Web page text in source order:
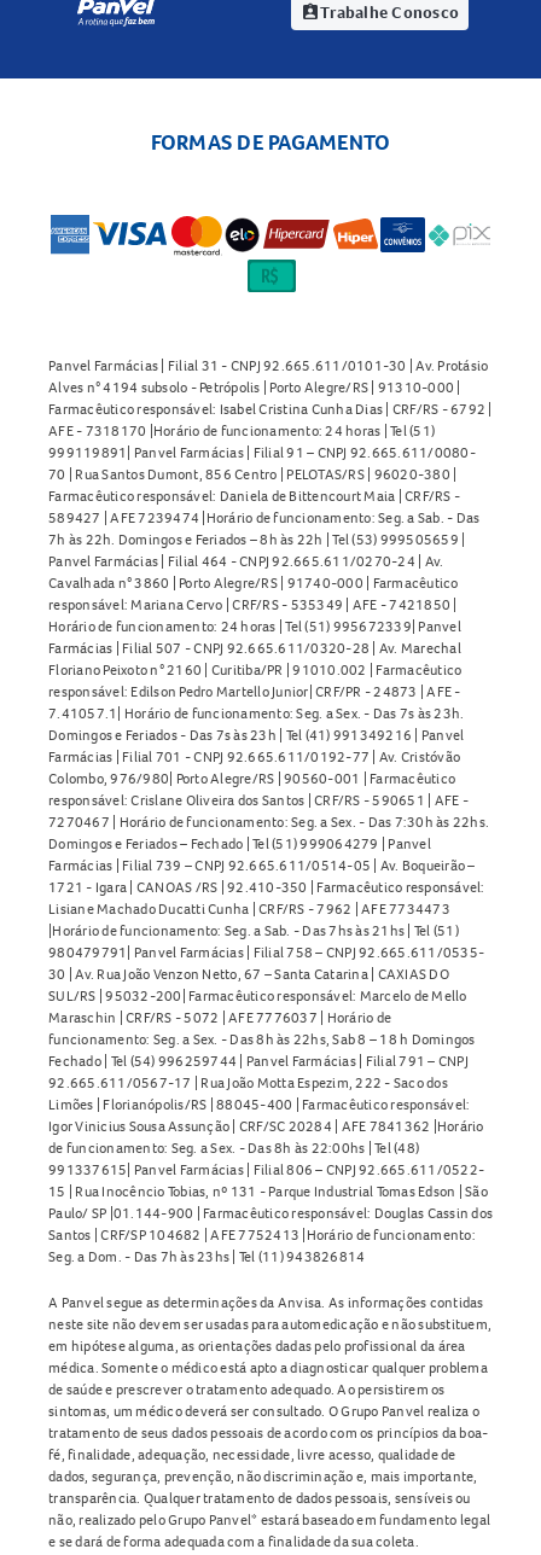
assignment_indTrabalhe Conosco
FORMAS DE PAGAMENTO
Panvel Farmácias | Filial 31 - CNPJ 92.665.611/0101-30 | Av. Protásio
Alves n° 4194 subsolo - Petrópolis | Porto Alegre/RS | 91310-000 |
Farmacêutico responsável: Isabel Cristina Cunha Dias | CRF/RS - 6792 |
AFE - 7318170 |Horário de funcionamento: 24 horas | Tel (51)
999119891| Panvel Farmácias | Filial 91 – CNPJ 92.665.611/0080-
70 | Rua Santos Dumont, 856 Centro | PELOTAS/RS | 96020-380 |
Farmacêutico responsável: Daniela de Bittencourt Maia | CRF/RS -
589427 | AFE 7239474 |Horário de funcionamento: Seg. a Sab. - Das
7h às 22h. Domingos e Feriados – 8h às 22h | Tel (53) 999505659 |
Panvel Farmácias | Filial 464 - CNPJ 92.665.611/0270-24 | Av.
Cavalhada n° 3860 | Porto Alegre/RS | 91740-000 | Farmacêutico
responsável: Mariana Cervo | CRF/RS - 535349 | AFE - 7421850 |
Horário de funcionamento: 24 horas | Tel (51) 995672339| Panvel
Farmácias | Filial 507 - CNPJ 92.665.611/0320-28 | Av. Marechal
Floriano Peixoto n° 2160 | Curitiba/PR | 91010.002 | Farmacêutico
responsável: Edilson Pedro Martello Junior| CRF/PR - 24873 | AFE -
7.41057.1| Horário de funcionamento: Seg. a Sex. - Das 7s às 23h.
Domingos e Feriados - Das 7s às 23h | Tel (41) 991349216 | Panvel
Farmácias | Filial 701 - CNPJ 92.665.611/0192-77 | Av. Cristóvão
Colombo, 976/980| Porto Alegre/RS | 90560-001 | Farmacêutico
responsável: Crislane Oliveira dos Santos | CRF/RS - 590651 | AFE -
7270467 | Horário de funcionamento: Seg. a Sex. - Das 7:30h às 22hs.
Domingos e Feriados – Fechado | Tel (51) 999064279 | Panvel
Farmácias | Filial 739 – CNPJ 92.665.611/0514-05 | Av. Boqueirão –
1721 - Igara | CANOAS /RS | 92.410-350 | Farmacêutico responsável:
Lisiane Machado Ducatti Cunha | CRF/RS - 7962 | AFE 7734473
|Horário de funcionamento: Seg. a Sab. - Das 7hs às 21hs | Tel (51)
980479791| Panvel Farmácias | Filial 758 – CNPJ 92.665.611/0535-
30 | Av. Rua João Venzon Netto, 67 – Santa Catarina | CAXIAS DO
SUL/RS | 95032-200| Farmacêutico responsável: Marcelo de Mello
Maraschin | CRF/RS - 5072 | AFE 7776037 | Horário de
funcionamento: Seg. a Sex. - Das 8h às 22hs, Sab 8 – 18 h Domingos
Fechado | Tel (54) 996259744 | Panvel Farmácias | Filial 791 – CNPJ
92.665.611/0567-17 | Rua João Motta Espezim, 222 - Saco dos
Limões | Florianópolis/RS | 88045-400 | Farmacêutico responsável:
Igor Vinicius Sousa Assunção | CRF/SC 20284 | AFE 7841362 |Horário
de funcionamento: Seg. a Sex. - Das 8h às 22:00hs | Tel (48)
991337615| Panvel Farmácias | Filial 806 – CNPJ 92.665.611/0522-
15 | Rua Inocêncio Tobias, nº 131 - Parque Industrial Tomas Edson | São
Paulo/ SP |01.144-900 | Farmacêutico responsável: Douglas Cassin dos
Santos | CRF/SP 104682 | AFE 7752413 |Horário de funcionamento:
Seg. a Dom. - Das 7h às 23hs | Tel (11) 943826814
A Panvel segue as determinações da Anvisa. As informações contidas
neste site não devem ser usadas para automedicação e não substituem,
em hipótese alguma, as orientações dadas pelo profissional da área
médica. Somente o médico está apto a diagnosticar qualquer problema
de saúde e prescrever o tratamento adequado. Ao persistirem os
sintomas, um médico deverá ser consultado. O Grupo Panvel realiza o
tratamento de seus dados pessoais de acordo com os princípios da boa-
fé, finalidade, adequação, necessidade, livre acesso, qualidade de
dados, segurança, prevenção, não discriminação e, mais importante,
transparência. Qualquer tratamento de dados pessoais, sensíveis ou
não, realizado pelo Grupo Panvel* estará baseado em fundamento legal
e se dará de forma adequada com a finalidade da sua coleta.